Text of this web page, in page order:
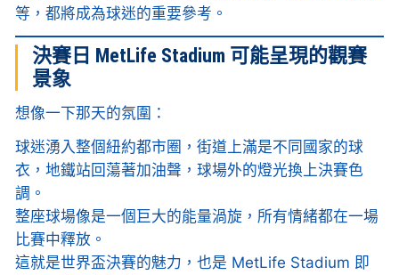
等，都將成為球迷的重要參考。
決賽日 MetLife Stadium 可能呈現的觀賽
景象
想像一下那天的氛圍：
球迷湧入整個紐約都市圈，街道上滿是不同國家的球
衣，地鐵站回蕩著加油聲，球場外的燈光換上決賽色
調。
整座球場像是一個巨大的能量渦旋，所有情緒都在一場
比賽中釋放。
這就是世界盃決賽的魅力，也是 MetLife Stadium 即